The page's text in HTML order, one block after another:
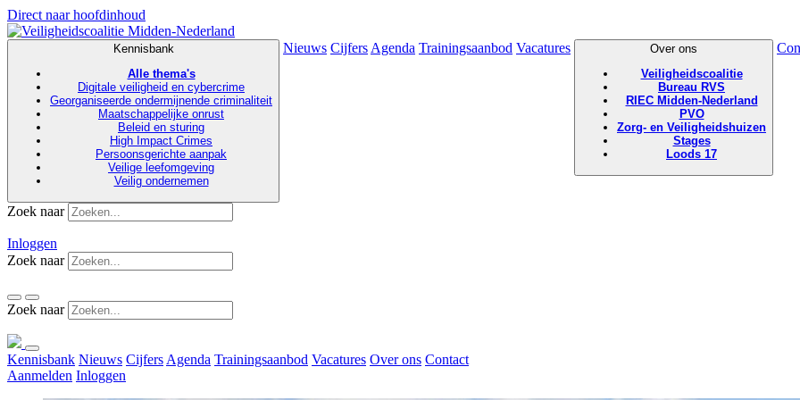
Direct naar hoofdinhoud
Kennisbank
Alle thema's
Digitale veiligheid en cybercrime
Georganiseerde ondermijnende criminaliteit
Maatschappelijke onrust
Beleid en sturing
High Impact Crimes
Persoonsgerichte aanpak
Veilige leefomgeving
Veilig ondernemen
Nieuws Cijfers Agenda Trainingsaanbod Vacatures
Over ons
Veiligheidscoalitie
Bureau RVS
RIEC Midden-Nederland
PVO
Zorg- en Veiligheidshuizen
Stages
Loods 17
Zoek naar
Inloggen
Zoek naar
Zoek naar
Kennisbank Nieuws Cijfers Agenda Trainingsaanbod Vacatures Over ons Contact
Aanmelden Inloggen